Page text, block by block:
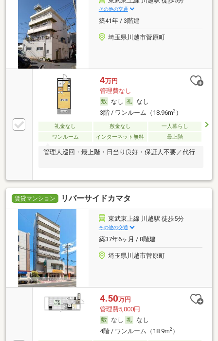
その他の交通
築41年 / 3階建
埼玉県川越市菅原町
4万円
管理費なし
なし
なし
3階 / ワンルーム（18.96m2）
礼金なし 敷金なし
一人暮らし
ワンルーム
インターネット無料 最上階
管理人巡回・最上階・日当り良好・保証人不要／代行
賃貸マンション リバーサイドカマタ
東武東上線 川越駅 徒歩5分
その他の交通
築37年6ヶ月 / 8階建
埼玉県川越市菅原町
4.50万円
管理費5,000円
なし
なし
4階 / ワンルーム（18.9m2）